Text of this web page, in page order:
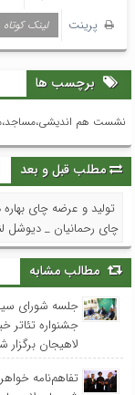
پرینت
لینک کوتاه
برچسب ها
نشست هم
مطلب قبل و بعد
تولید و عرضه چای بهاره
چای رحمانیان _ دیوشل
مطالب مشابه
جلسه شورای
جشنواره تئاتر
لاهیجان برگزار
تفاهم‌نامه